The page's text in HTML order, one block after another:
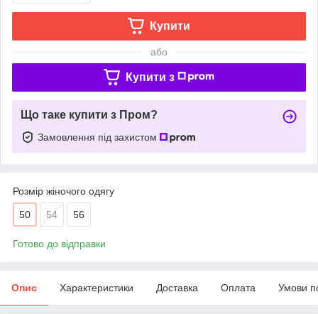
Купити
або
Купити з
Що таке купити з Пром?
Замовлення під захистом
Розмір жіночого одягу
50 54 56
Готово до відправки
Опис Характеристики Доставка Оплата Умови